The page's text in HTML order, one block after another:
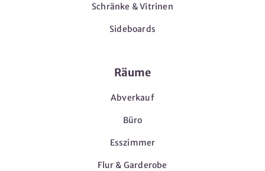
Schränke & Vitrinen
Sideboards
Räume
Abverkauf
Büro
Esszimmer
Flur & Garderobe